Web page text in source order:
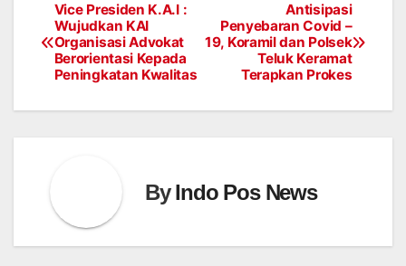
Post
navigation
Antisipasi
Penyebaran Covid –
19, Koramil dan Polsek
Teluk Keramat
Terapkan Prokes
Vice Presiden K.A.I :
Wujudkan KAI
Organisasi Advokat
Berorientasi Kepada
Peningkatan Kwalitas
ByIndo Pos News